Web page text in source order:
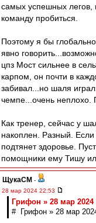
самых успешных легов,
команду пробиться.
Поэтому я бы
явно
цпз Мост сильнее в
карпом, он почти в
забивал...но шаля
чемпе...очень неплохо.
Как тренер, сейчас у
накоплен. Разный. Если
подтянет здоровье.
помощники ему Тишу
ЩукаСМ -
28 мар 2024 22:53
Грифон » 28 мар 2024
# Грифон » 28 мар